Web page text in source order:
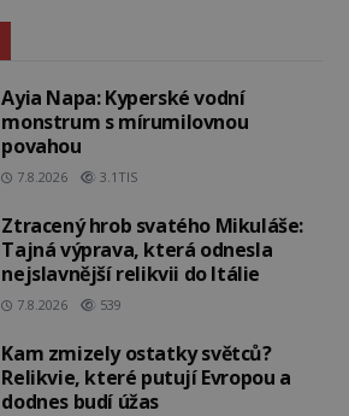
Ayia Napa: Kyperské vodní
monstrum s mírumilovnou
povahou
7.8.2026 3.1TIS
Ztracený hrob svatého Mikuláše:
Tajná výprava, která odnesla
nejslavnější relikvii do Itálie
7.8.2026 539
Kam zmizely ostatky světců?
Relikvie, které putují Evropou a
dodnes budí úžas